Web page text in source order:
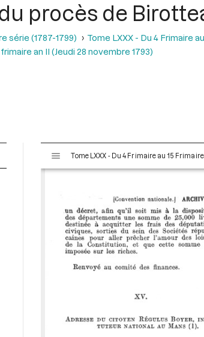
procès de
série (1787-1799)
Tome LXXX - Du 4 Frimaire
an II (Jeudi 28 novembre 1793)
s
Tome LXXX - Du 4 Frimaire au 15